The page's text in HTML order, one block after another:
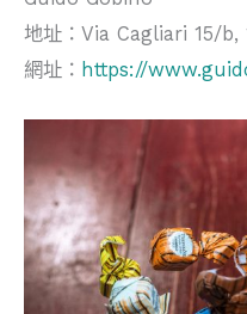
地址：Via Cagliari 15/
網址： https://